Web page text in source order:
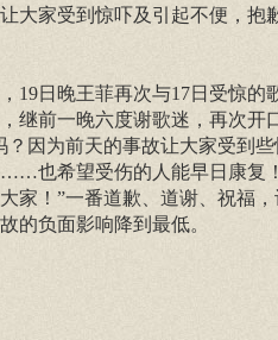
大家受到惊吓及引起不便，抱
19日晚王菲再次与17日受惊的
继前一晚六度谢歌迷，再次开
？因为前天的事故让大家受到
……也希望受伤的人能早日康复
家！”一番道歉、道谢、祝福，
的负面影响降到最低。